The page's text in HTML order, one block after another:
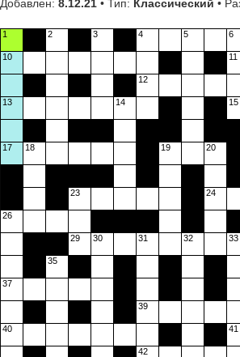
Добавлен:8.12.21 • Тип: Классический •
1 2 3 4 5 6
10 11
12
13 14 15
17 18 19 20
23 24
26
29 30 31 32 33
35
37
39
40 41
42